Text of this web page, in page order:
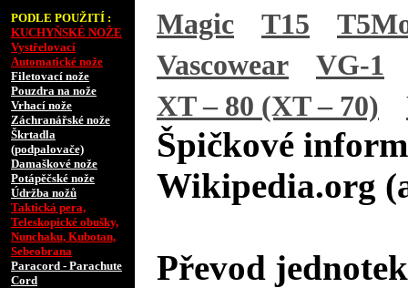
PODLE POUŽITÍ :
KUCHYŇSKÉ NOŽE
Vystřelovací
Automatické nože
Filetovací nože
Pouzdra na nože
Vrhací nože
Záchranářské nože
Škrtadla
(podpalovače)
Damaškové nože
Potápěčské nože
Údržba nožů
Taktická pera,
Teleskopické obušky,
Nunchaku, Kubotan,
Sebeobrana
Paracord - Parachute
Cord
Magic
T15
Vascowear
VG-1
XT – 80 (XT – 70)
Špičkové
Wikipedia.org
Převod